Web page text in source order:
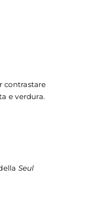
contrastare
e verdura.
Seul